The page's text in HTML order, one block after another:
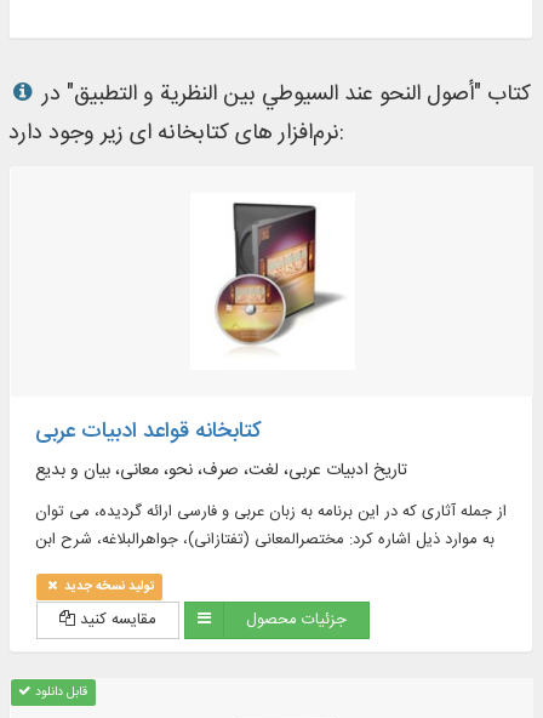
کتاب "أصول النحو عند السیوطي بین النظریة و التطبیق" در
نرم‌افزار های کتابخانه ای زیر وجود دارد:
کتابخانه قواعد ادبیات عربی
تاریخ ادبیات عربی، لغت، صرف، نحو، معانی، بیان و بدیع
از جمله آثاری که در این برنامه به زبان عربی و فارسی ارائه گردیده، می توان
به موارد ذیل اشاره کرد: مختصرالمعانی (تفتازانی)، جواهرالبلاغه، شرح ابن
عقیل و ...
تولید نسخه جدید
مقایسه کنید جزئیات محصول
قابل دانلود